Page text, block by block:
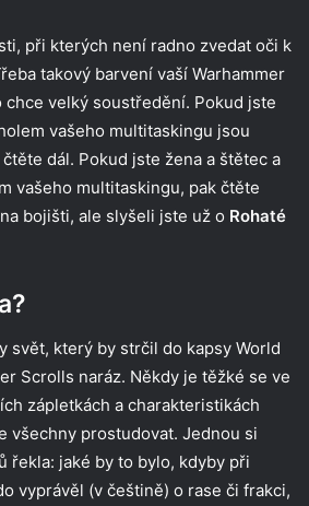
při kterých není radno zvedat oči k
takový barvení vaší Warhammer
chce velký soustředění. Pokud jste
vašeho multitaskingu jsou
dál. Pokud jste žena a štětec a
vašeho multitaskingu, pak čtěte
bojišti, ale slyšeli jste už o Rohaté
svět, který by strčil do kapsy World
Scrolls naráz. Někdy je těžké se ve
zápletkách a charakteristikách
všechny prostudovat. Jednou si
řekla: jaké by to bylo, kdyby při
vyprávěl (v češtině) o rase či frakci,